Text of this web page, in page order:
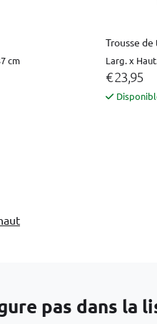
cm
Trousse
Larg. x
€ 23,95
pas dans la